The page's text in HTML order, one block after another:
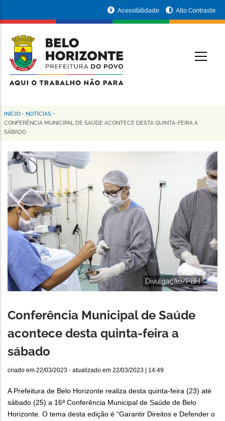
conteúdo
principal
da
Prefeitura
de
Horizonte
Acessibilidade Alto Contraste
Trilha
de
navegação
INÍCIO - NOTÍCIAS -
CONFERÊNCIA MUNICIPAL DE SAÚDE ACONTECE DESTA QUINTA-FEIRA A
SÁBADO
Divulgação/PBH
Conferência Municipal de Saúde
acontece desta quinta-feira a
sábado
criado em 22/03/2023 - atualizado em 22/03/2023 | 14:49
A Prefeitura de Belo Horizonte realiza desta quinta-feira (23) até
sábado (25) a 16ª Conferência Municipal de Saúde de Belo
Horizonte. O tema desta edição é “Garantir Direitos e Defender o